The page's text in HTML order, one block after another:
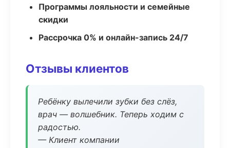
Программы лояльности и семейные
скидки
Рассрочка 0% и онлайн-запись 24/7
Отзывы клиентов
Ребёнку вылечили зубки без слёз,
врач — волшебник. Теперь ходим с
радостью.
— Клиент компании